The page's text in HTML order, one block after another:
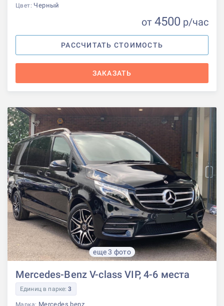
Цвет: Черный
от 4500 р/час
РАССЧИТАТЬ СТОИМОСТЬ
ЗАКАЗАТЬ
еще 3 фото
Mercedes-Benz V-class VIP, 4-6 места
Единиц в парке:3
Марка: Mercedes benz